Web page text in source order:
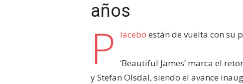
años
P lacebo están de vuelta con su
‘Beautiful James’ marca el
y Stefan Olsdal, siendo el avance